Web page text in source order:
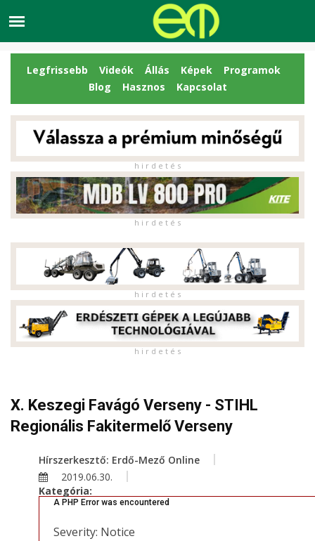
Legfrissebb Videók Állás Képek
Programok
Blog
Hasznos Kapcsolat
h i r d e t é s
h i r d e t é s
h i r d e t é s
h i r d e t é s
X. Keszegi Favágó Verseny - STIHL
Regionális Fakitermelő Verseny
Hírszerkesztő: Erdő-Mező Online
2019.06.30.
Kategória:
A PHP Error was encountered
Severity: Notice